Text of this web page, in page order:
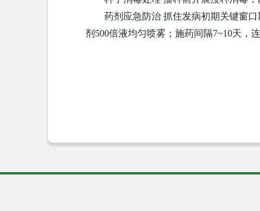
药剂应急防治 抓住发病初期关键窗口
剂500倍液均匀喷雾；施药间隔7~10天，